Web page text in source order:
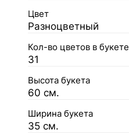
Цвет
Разноцветный
Кол-во цветов в букете
31
Высота букета
60 см.
Ширина букета
35 см.